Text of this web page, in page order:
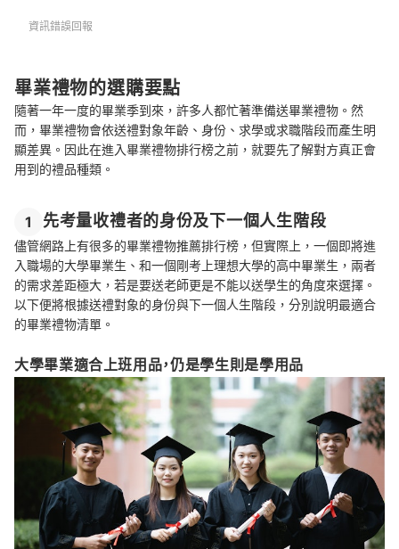
資訊錯誤回報
畢業禮物的選購要點
隨著一年一度的畢業季到來，許多人都忙著準備送畢業禮物。然
而，畢業禮物會依送禮對象年齡、身份、求學或求職階段而產生明
顯差異。因此在進入畢業禮物排行榜之前，就要先了解對方真正會
用到的禮品種類。
1 先考量收禮者的身份及下一個人生階段
儘管網路上有很多的畢業禮物推薦排行榜，但實際上，一個即將進
入職場的大學畢業生、和一個剛考上理想大學的高中畢業生，兩者
的需求差距極大，若是要送老師更是不能以送學生的角度來選擇。
以下便將根據送禮對象的身份與下一個人生階段，分別說明最適合
的畢業禮物清單。
大學畢業適合上班用品，仍是學生則是學用品